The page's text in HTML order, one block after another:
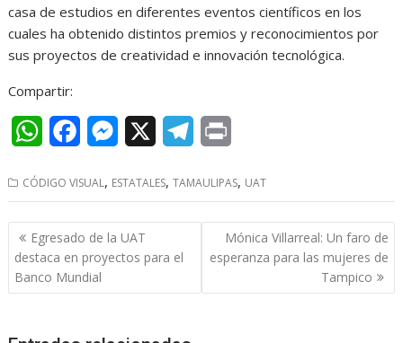
casa de estudios en diferentes eventos científicos en los
cuales ha obtenido distintos premios y reconocimientos por
sus proyectos de creatividad e innovación tecnológica.
Compartir:
W
a
t
s
A
c
e
b
o
M
s
s
e
l
e
i
n
t
CÓDIGO VISUAL, ESTATALES,TAMAULIPAS, UAT
Navegación
de
entradas
Egresado de la UAT
destaca en proyectos para el
Banco Mundial
Mónica Villarreal: Un faro de
esperanza para las mujeres de
Tampico